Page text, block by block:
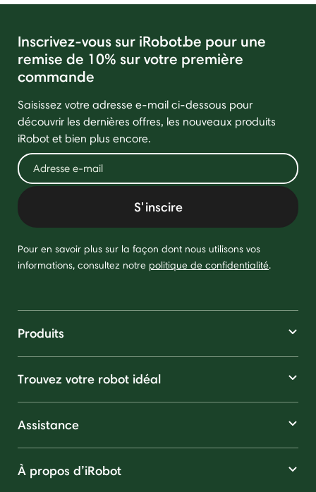
Inscrivez-vous sur iRobot.be pour une
remise de 10% sur votre première
commande
Saisissez votre adresse e-mail ci-dessous pour
découvrir les dernières offres, les nouveaux produits
iRobot et bien plus encore.
S'inscire
Pour en savoir plus sur la façon dont nous utilisons vos
informations, consultez notre politique de confidentialité.
Produits
Trouvez votre robot idéal
Assistance
À propos d’iRobot